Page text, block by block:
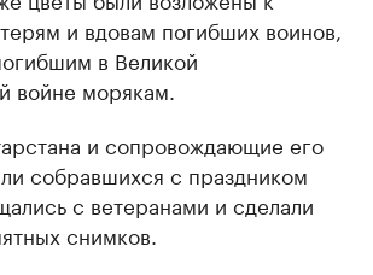
и вдовам погибших воинов,
в Великой
войне морякам.
и сопровождающие его
собравшихся с праздником
с ветеранами и сделали
снимков.